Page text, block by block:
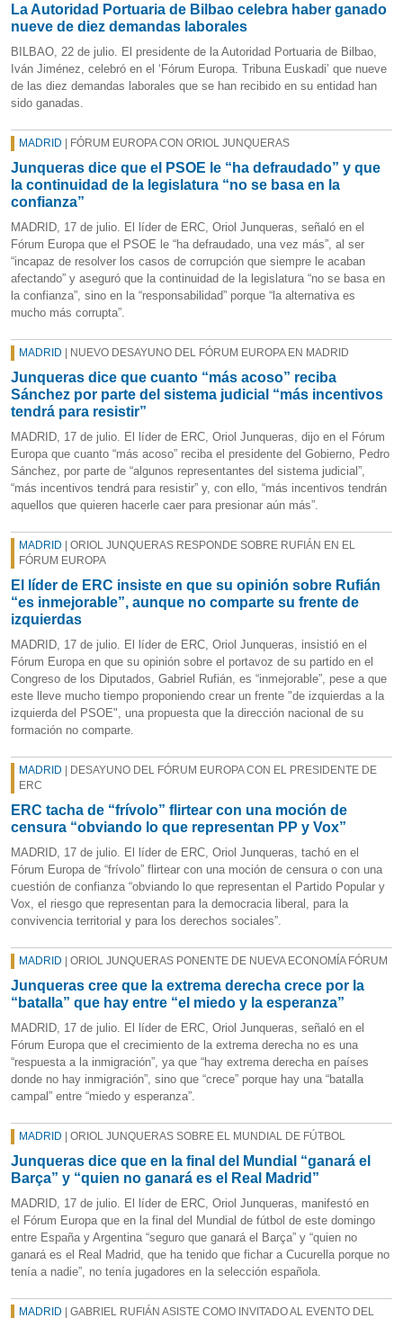
La Autoridad Portuaria de Bilbao celebra haber ganado
nueve de diez demandas laborales
BILBAO, 22 de julio. El presidente de la Autoridad Portuaria de Bilbao,
Iván Jiménez, celebró en el ‘Fórum Europa. Tribuna Euskadi’ que nueve
de las diez demandas laborales que se han recibido en su entidad han
sido ganadas.
MADRID | FÓRUM EUROPA CON ORIOL JUNQUERAS
Junqueras dice que el PSOE le “ha defraudado” y que
la continuidad de la legislatura “no se basa en la
confianza”
MADRID, 17 de julio. El líder de ERC, Oriol Junqueras, señaló en el
Fórum Europa que el PSOE le “ha defraudado, una vez más”, al ser
“incapaz de resolver los casos de corrupción que siempre le acaban
afectando” y aseguró que la continuidad de la legislatura “no se basa en
la confianza”, sino en la “responsabilidad” porque “la alternativa es
mucho más corrupta”.
MADRID | NUEVO DESAYUNO DEL FÓRUM EUROPA EN MADRID
Junqueras dice que cuanto “más acoso” reciba
Sánchez por parte del sistema judicial “más incentivos
tendrá para resistir”
MADRID, 17 de julio. El líder de ERC, Oriol Junqueras, dijo en el Fórum
Europa que cuanto “más acoso” reciba el presidente del Gobierno, Pedro
Sánchez, por parte de “algunos representantes del sistema judicial”,
“más incentivos tendrá para resistir” y, con ello, “más incentivos tendrán
aquellos que quieren hacerle caer para presionar aún más”.
MADRID | ORIOL JUNQUERAS RESPONDE SOBRE RUFIÁN EN EL
FÓRUM EUROPA
El líder de ERC insiste en que su opinión sobre Rufián
“es inmejorable”, aunque no comparte su frente de
izquierdas
MADRID, 17 de julio. El líder de ERC, Oriol Junqueras, insistió en el
Fórum Europa en que su opinión sobre el portavoz de su partido en el
Congreso de los Diputados, Gabriel Rufián, es “inmejorable”, pese a que
este lleve mucho tiempo proponiendo crear un frente "de izquierdas a la
izquierda del PSOE", una propuesta que la dirección nacional de su
formación no comparte.
MADRID | DESAYUNO DEL FÓRUM EUROPA CON EL PRESIDENTE DE
ERC
ERC tacha de “frívolo” flirtear con una moción de
censura “obviando lo que representan PP y Vox”
MADRID, 17 de julio. El líder de ERC, Oriol Junqueras, tachó en el
Fórum Europa de “frívolo” flirtear con una moción de censura o con una
cuestión de confianza “obviando lo que representan el Partido Popular y
Vox, el riesgo que representan para la democracia liberal, para la
convivencia territorial y para los derechos sociales”.
MADRID | ORIOL JUNQUERAS PONENTE DE NUEVA ECONOMÍA FÓRUM
Junqueras cree que la extrema derecha crece por la
“batalla” que hay entre “el miedo y la esperanza”
MADRID, 17 de julio. El líder de ERC, Oriol Junqueras, señaló en el
Fórum Europa que el crecimiento de la extrema derecha no es una
“respuesta a la inmigración”, ya que “hay extrema derecha en países
donde no hay inmigración”, sino que “crece” porque hay una “batalla
campal” entre “miedo y esperanza”.
MADRID | ORIOL JUNQUERAS SOBRE EL MUNDIAL DE FÚTBOL
Junqueras dice que en la final del Mundial “ganará el
Barça” y “quien no ganará es el Real Madrid”
MADRID, 17 de julio. El líder de ERC, Oriol Junqueras, manifestó en
el Fórum Europa que en la final del Mundial de fútbol de este domingo
entre España y Argentina “seguro que ganará el Barça” y “quien no
ganará es el Real Madrid, que ha tenido que fichar a Cucurella porque no
tenía a nadie”, no tenía jugadores en la selección española.
MADRID | GABRIEL RUFIÁN ASISTE COMO INVITADO AL EVENTO DEL